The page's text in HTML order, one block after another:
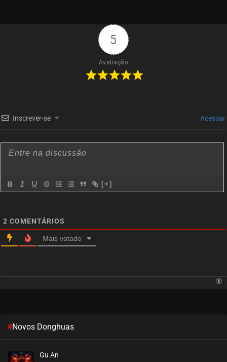
ASSISTIDO
EPISÓDIO 02
outubro 14, 2025
EPISÓDIO 01
5
Avaliação
Inscrever-se Acessar
[+]
2 COMENTÁRIOS
Mais votado
#Novos Donghuas
Gu An